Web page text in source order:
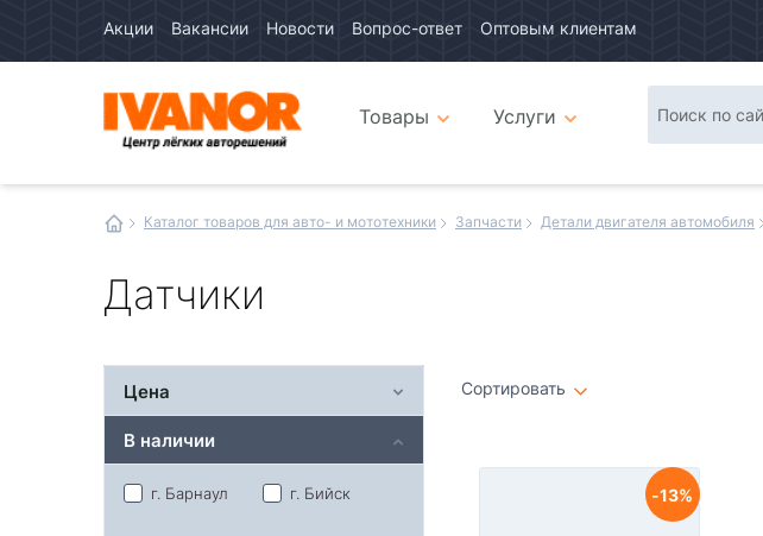
Акции Вакансии Новости Вопрос-ответ Оптовым клиентам
интернетТовары
Услуги
Каталог товаров для авто- и мототехники Запчасти Детали двигателя автомобиля
Датчики
Сортировать
13
Цена
В наличии
г. Барнаул г. Бийск